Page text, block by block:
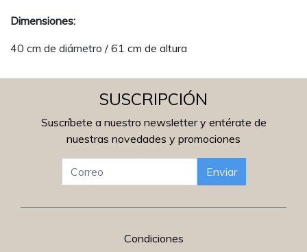
Dimensiones:
40 cm de diámetro / 61 cm de altura
SUSCRIPCIÓN
Suscríbete a nuestro newsletter y entérate de
nuestras novedades y promociones
Enviar
Condiciones